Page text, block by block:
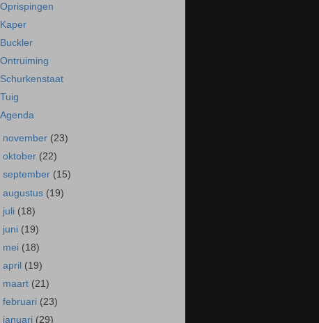
Oprispingen
Kaper
Buckler
Ontruiming
Schurkenstaat
Tuig
Agenda
november (23)
oktober (22)
september (15)
augustus (19)
juli (18)
juni (19)
mei (18)
april (19)
maart (21)
februari (23)
januari (29)